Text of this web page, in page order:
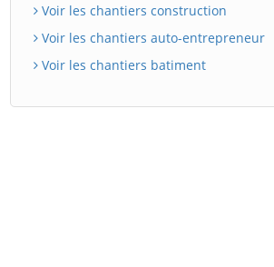
Voir les chantiers construction
Voir les chantiers auto-entrepreneur
Voir les chantiers batiment